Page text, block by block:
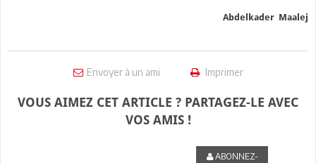
Abdelkader Maalej
Envoyer à un ami Imprimer
VOUS AIMEZ CET ARTICLE ? PARTAGEZ-LE AVEC
VOS AMIS !
ABONNEZ-